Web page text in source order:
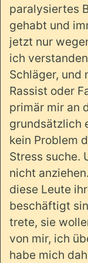
paralysiertes
gehabt und
jetzt nur
ich
Schläger, und
Rassist oder
primär mir an
grundsätzlich
kein Problem
Stress suche.
nicht
diese Leute
beschäftigt
trete, sie
von mir, ich
habe mich